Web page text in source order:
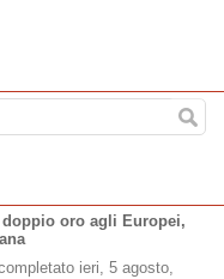
oro agli Europei,
ieri, 5 agosto,